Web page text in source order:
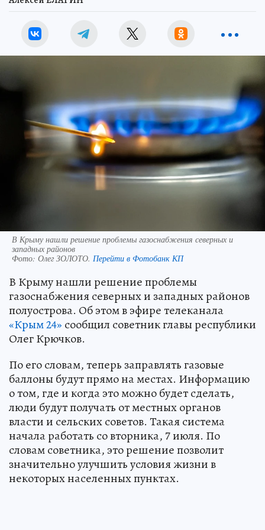
В Крыму нашли решение проблемы газоснабжения северных и
западных районов
Фото: Олег ЗОЛОТО. Перейти в Фотобанк КП
В Крыму нашли решение проблемы
газоснабжения северных и западных районов
полуострова. Об этом в эфире телеканала
«Крым 24» сообщил советник главы республики
Олег Крючков.
По его словам, теперь заправлять газовые
баллоны будут прямо на местах. Информацию
о том, где и когда это можно будет сделать,
люди будут получать от местных органов
власти и сельских советов. Такая система
начала работать со вторника, 7 июля. По
словам советника, это решение позволит
значительно улучшить условия жизни в
некоторых населенных пунктах.